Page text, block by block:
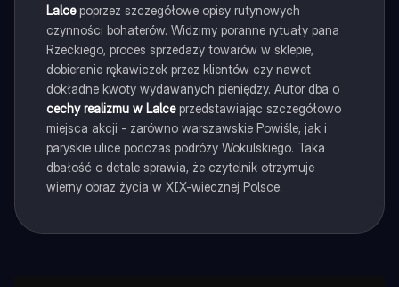
Lalcepoprzez szczegółowe opisy rutynowych
czynności bohaterów. Widzimy poranne rytuały pana
Rzeckiego, proces sprzedaży towarów w sklepie,
dobieranie rękawiczek przez klientów czy nawet
dokładne kwoty wydawanych pieniędzy. Autor dba o
cechy realizmu w Lalceprzedstawiając szczegółowo
miejsca akcji - zarówno warszawskie Powiśle, jak i
paryskie ulice podczas podróży Wokulskiego. Taka
dbałość o detale sprawia, że czytelnik otrzymuje
wierny obraz życia w XIX-wiecznej Polsce.